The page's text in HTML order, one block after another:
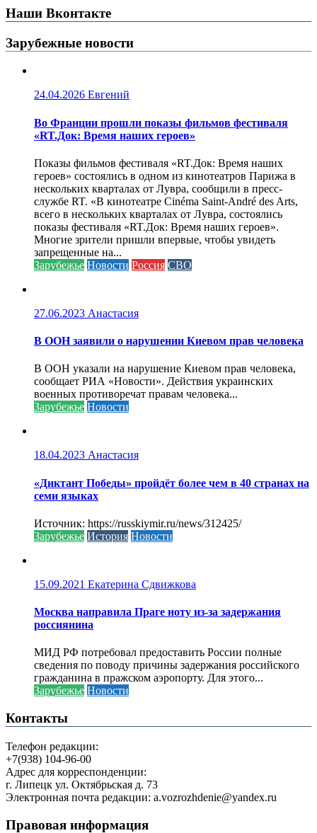
Наши Вконтакте
Зарубежные новости
24.04.2026 Евгений
Во Франции прошли показы фильмов фестиваля
«RT.Док: Время наших героев»
Показы фильмов фестиваля «RT.Док: Время наших
героев» состоялись в одном из кинотеатров Парижа в
нескольких кварталах от Лувра, сообщили в пресс-
службе RT. «В кинотеатре Cinéma Saint-André des Arts,
всего в нескольких кварталах от Лувра, состоялись
показы фестиваля «RT.Док: Время наших героев».
Многие зрители пришли впервые, чтобы увидеть
запрещенные на...
Зарубежье Новости Россия СВО
27.06.2023 Анастасия
В ООН заявили о нарушении Киевом прав человека
В ООН указали на нарушение Киевом прав человека,
сообщает РИА «Новости». Действия украинских
военных противоречат правам человека...
Зарубежье Новости
18.04.2023 Анастасия
«Диктант Победы» пройдёт более чем в 40 странах на
семи языках
Источник: https://russkiymir.ru/news/312425/
Зарубежье История Новости
15.09.2021 Екатерина Сдвижкова
Москва направила Праге ноту из-за задержания
россиянина
МИД РФ потребовал предоставить России полные
сведения по поводу причины задержания российского
гражданина в пражском аэропорту. Для этого...
Зарубежье Новости
Контакты
Телефон редакции:
+7(938) 104-96-00
Адрес для корреспонденции:
г. Липецк ул. Октябрьская д. 73
Электронная почта редакции: a.vozrozhdenie@yandex.ru
Правовая информация